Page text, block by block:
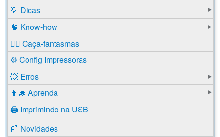
💡 Dicas
🧠 Know-how
🕵️‍♂️ Caça-fantasmas
⚙️ Config Impressoras
💥 Erros
👨‍🎓 Aprenda
🖨️ Imprimindo na USB
📰 Novidades